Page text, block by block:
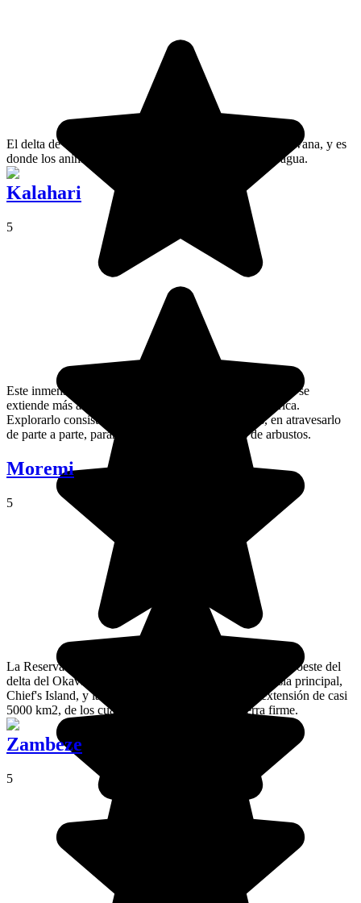
El delta de Okavango es el humedal más grande de Botswana, y es
donde los animales del Kalahari se dirigen para beber agua.
Kalahari
5
Este inmenso desierto ocupa casi la mitad de Botswana y se
extiende más allá de las fronteras de Namibia y Sudáfrica.
Explorarlo consiste, para la mayoría de los viajeros, en atravesarlo
de parte a parte, parándose en los campamentos de arbustos.
Moremi
5
La Reserva de Caza Moremi es una zona protegida en el oeste del
delta del Okavango, que entre otras cosas incluye su isla principal,
Chief's Island, y la Lengua de Moremi. Tiene una extensión de casi
5000 km2, de los cuales solo el 30% están en tierra firme.
Zambeze
5